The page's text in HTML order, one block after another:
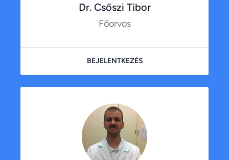
Dr. Csőszi Tibor
Főorvos
BEJELENTKEZÉS